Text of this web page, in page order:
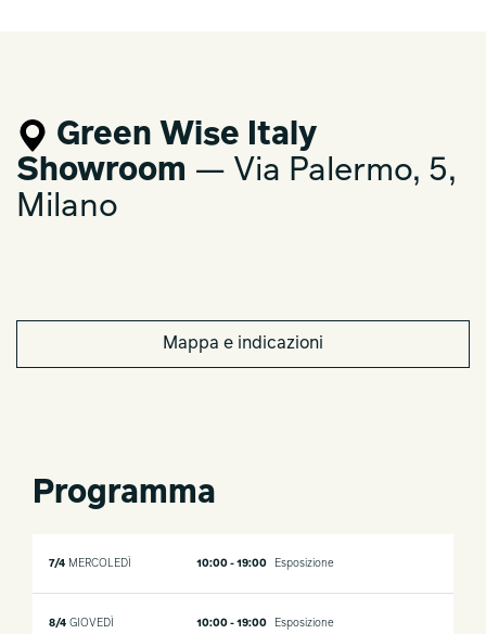
Green Wise Italy
Showroom — Via Palermo, 5,
Milano
Mappa e indicazioni
Programma
7/4 MERCOLEDÌ 10:00 - 19:00 Esposizione
8/4 GIOVEDÌ 10:00 - 19:00 Esposizione